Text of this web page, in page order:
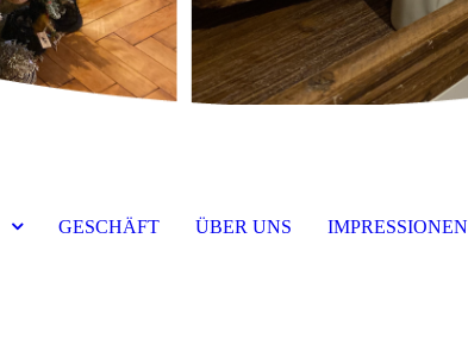
GESCHÄFT ÜBER UNS IMPRESSIONEN